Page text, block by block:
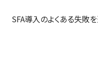
SFA導入のよくある失敗